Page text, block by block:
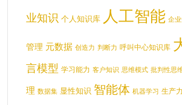
业知识 个人知识库 人工智能 企
管理 元数据 创造力 判断力 呼叫中心知识库
言模型 学习能力 客户知识 思维模式 批判性思
理 数据集 显性知识 智能体 机器学习 生产力